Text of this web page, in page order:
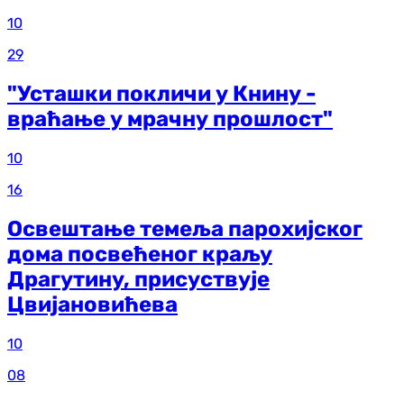
10
29
"Усташки покличи у Книну -
враћање у мрачну прошлост"
10
16
Освештање темеља парохијског
дома посвећеног краљу
Драгутину, присуствује
Цвијановићева
10
08